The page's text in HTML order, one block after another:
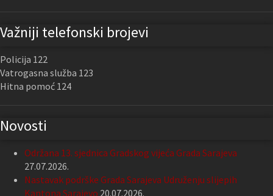
Važniji telefonski brojevi
Policija 122
Vatrogasna služba 123
Hitna pomoć 124
Novosti
Održana 13. sjednica Gradskog vijeća Grada Sarajeva
27.07.2026.
Nastavak podrške Grada Sarajeva Udruženju slijepih
Kantona Sarajevo 20.07.2026.